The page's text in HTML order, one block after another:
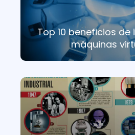
Top 10 beneficios
máquinas